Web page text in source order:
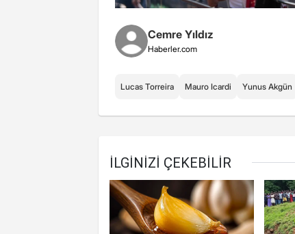
Cemre Yıldız
Haberler.com
Lucas Torreira Mauro Icardi Yunus Akgün